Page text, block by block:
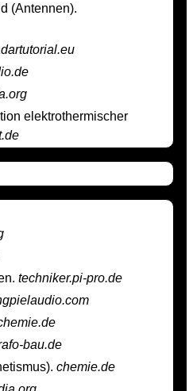
(Antennen).
elektrothermischer
techniker.pi-pro.de
bau.de
chemie.de